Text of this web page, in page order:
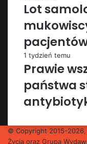
Lot
1 tydzień temu
Prawie
państwa
© Copyright 2015-2026,
Życia oraz Grupa